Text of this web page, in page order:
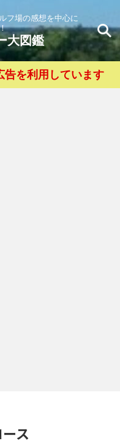
フ場の感想を中心に
大図鑑
告を利用しています
ス